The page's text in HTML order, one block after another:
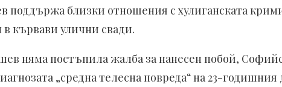
близки отношения с хулиганската
в кървави улични свади.
няма постъпила жалба за нанесен побой,
„средна телесна повреда“ на 23-